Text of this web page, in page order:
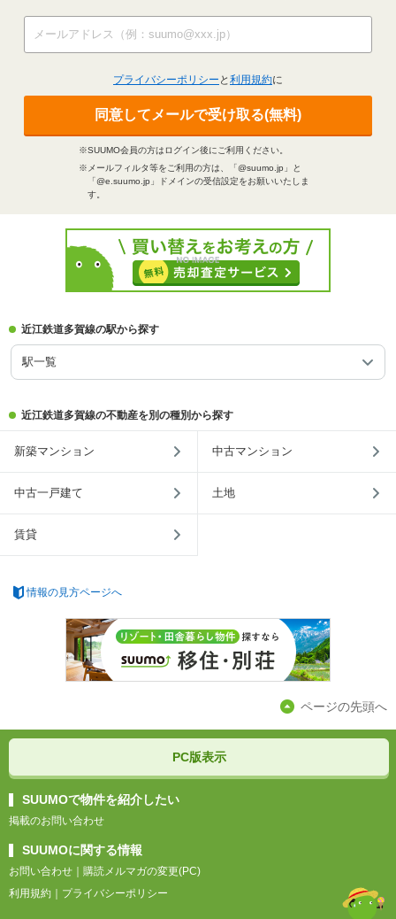
プライバシーポリシー と 利用規約に
同意してメールで受け取る(無料)
※SUUMO会員の方はログイン後にご利用ください。
※メールフィルタ等をご利用の方は、「@suumo.jp」と
「@e.suumo.jp」ドメインの受信設定をお願いいたしま
す。
近江鉄道多賀線の駅から探す
駅一覧
近江鉄道多賀線の不動産を別の種別から探す
新築マンション 中古マンション
中古一戸建て 土地
賃貸
情報の見方ページへ
ページの先頭へ
PC版表示
SUUMOで物件を紹介したい
掲載のお問い合わせ
SUUMOに関する情報
お問い合わせ ｜ 購読メルマガの変更(PC)
利用規約 ｜ プライバシーポリシー